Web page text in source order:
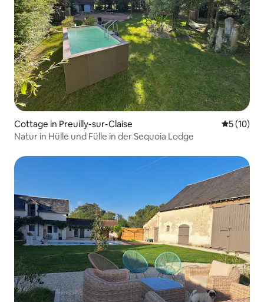
Cottage in Preuilly-sur-Claise
5 (10)
Natur in Hülle und Fülle in der Sequoia Lodge